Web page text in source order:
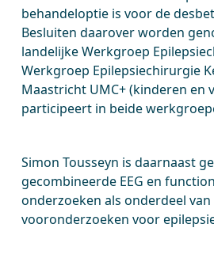
behandeloptie is voor de
Besluiten daarover worden
landelijke Werkgroep
Werkgroep Epilepsiechirurgie
Maastricht UMC+ (kinderen en
participeert in beide
Simon Tousseyn is daarnaast
gecombineerde EEG en
onderzoeken als onderdeel van
vooronderzoeken voor